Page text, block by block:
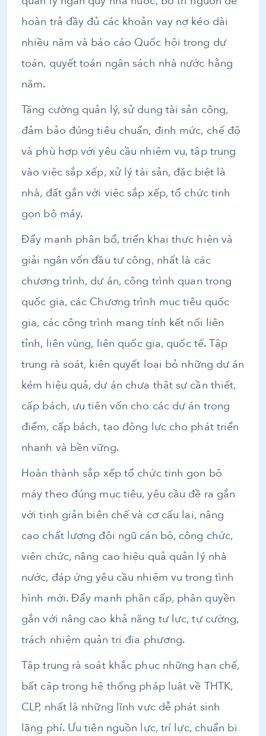
hoàn trả đầy đủ các khoản vay nợ kéo dài
nhiều năm và báo cáo Quốc hội trong dự
toán, quyết toán ngân sách nhà nước hằng
năm.
Tăng cường quản lý, sử dụng tài sản công,
đảm bảo đúng tiêu chuẩn, định mức, chế độ
và phù hợp với yêu cầu nhiệm vụ, tập trung
vào việc sắp xếp, xử lý tài sản, đặc biệt là
nhà, đất gắn với việc sắp xếp, tổ chức tinh
gọn bộ máy.
Đẩy mạnh phân bổ, triển khai thực hiện và
giải ngân vốn đầu tư công, nhất là các
chương trình, dự án, công trình quan trọng
quốc gia, các Chương trình mục tiêu quốc
gia, các công trình mang tính kết nối liên
tỉnh, liên vùng, liên quốc gia, quốc tế. Tập
trung rà soát, kiên quyết loại bỏ những dự án
kém hiệu quả, dự án chưa thật sự cần thiết,
cấp bách, ưu tiên vốn cho các dự án trọng
điểm, cấp bách, tạo động lực cho phát triển
nhanh và bền vững.
Hoàn thành sắp xếp tổ chức tinh gọn bộ
máy theo đúng mục tiêu, yêu cầu đề ra gắn
với tinh giản biên chế và cơ cấu lại, nâng
cao chất lượng đội ngũ cán bộ, công chức,
viên chức, nâng cao hiệu quả quản lý nhà
nước, đáp ứng yêu cầu nhiệm vụ trong tình
hình mới. Đẩy mạnh phân cấp, phân quyền
gắn với nâng cao khả năng tự lực, tự cường,
trách nhiệm quản trị địa phương.
Tập trung rà soát khắc phục những hạn chế,
bất cập trong hệ thống pháp luật về THTK,
CLP, nhất là những lĩnh vực dễ phát sinh
lãng phí. Ưu tiên nguồn lực, trí lực, chuẩn bị